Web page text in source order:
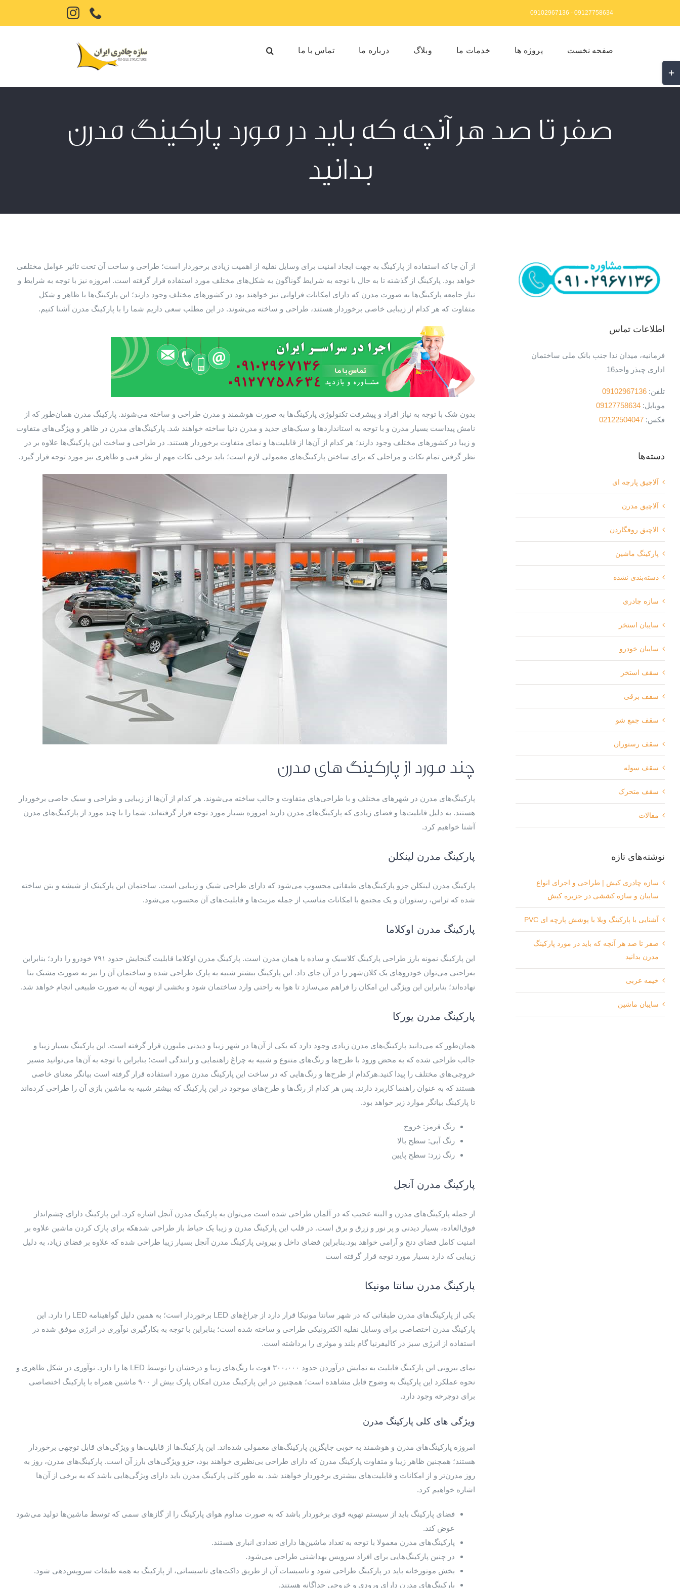
09127758634 - 09102967136
Instagram
صفحه نخست پروژه ها خدمات ما وبلاگ درباره ما تماس با ما
صفر تا صد هر آنچه که باید در مورد پارکینگ مدرن
بدانید
از آن جا که استفاده از پارکینگ به جهت ایجاد امنیت برای وسایل نقلیه از اهمیت زیادی برخوردار است؛ طراحی و ساخت آن تحت تاثیر عوامل مختلفی
خواهد بود. پارکینگ از گذشته تا به حال با توجه به شرایط گوناگون به شکل‌های مختلف مورد استفاده قرار گرفته است. امروزه نیز با توجه به شرایط و
نیاز جامعه پارکینگ‌ها به صورت مدرن که دارای امکانات فراوانی نیز خواهند بود در کشورهای مختلف وجود دارند؛ این پارکینگ‌ها با ظاهر و شکل
متفاوت که هر کدام از زیبایی خاصی برخوردار هستند، طراحی و ساخته می‌شوند. در این مطلب سعی داریم شما را با پارکینگ مدرن آشنا کنیم.
بدون شک با توجه به نیاز افراد و پیشرفت تکنولوژی پارکینگ‌ها به صورت هوشمند و مدرن طراحی و ساخته می‌شوند. پارکینگ مدرن همان‌طور که از
نامش پیداست بسیار مدرن و با توجه به استاندارد‌ها و سبک‌های جدید و مدرن دنیا ساخته خواهند شد. پارکینگ‌های مدرن در ظاهر و ویژگی‌های متفاوت
و زیبا در کشورهای مختلف وجود دارند؛ هر کدام از آن‌ها از قابلیت‌ها و نمای متفاوت برخوردار هستند. در طراحی و ساخت این پارکینگ‌ها علاوه بر در
نظر گرفتن تمام نکات و مراحلی که برای ساختن پارکینگ‌های معمولی لازم است؛ باید برخی نکات مهم از نظر فنی و ظاهری نیز مورد توجه قرار گیرد.
چند مورد از پارکینگ‌‌ های مدرن
پارکینگ‌های مدرن در شهر‌های مختلف و با طراحی‌های متفاوت و جالب ساخته می‌شوند. هر کدام از آن‌ها از زیبایی و طراحی و سبک خاصی برخوردار
هستند. به دلیل قابلیت‌ها و فضای زیادی که پارکینگ‌های مدرن دارند امروزه بسیار مورد توجه‌ قرار گرفته‌اند. شما را با چند مورد از پارکینگ‌های مدرن
آشنا خواهیم کرد.
پارکینگ مدرن لینکلن
پارکینگ مدرن لینکلن جزو پارکینگ‌های طبقاتی محسوب می‌شود که دارای طراحی شیک و زیبایی است. ساختمان این پارکینک از شیشه و بتن ساخته
شده که تراس، رستوران و یک مجتمع با امکانات مناسب از جمله مزیت‌ها و قابلیت‌های آن محسوب می‌شود.
پارکینگ مدرن اوکلاما
این پارکینگ نمونه بارز طراحی پارکینگ کلاسیک و ساده یا همان مدرن است. پارکینگ مدرن اوکلاما قابلیت گنجایش حدود ۷۹۱ خودرو را دارد؛ بنابراین
به‌راحتی می‌توان خودرو‌های یک کلان‌شهر را در آن جای داد. این پارکینگ ببشتر شبیه به پارک طراحی شده و ساختمان آن را نیز به صورت مشبک بنا
نهاده‌اند؛ بنابراین این ویژگی این امکان را فراهم می‌سازد تا هوا به راحتی وارد ساختمان شود و بخشی از تهویه آن به صورت طبیعی انجام خواهد شد.
پارکینگ مدرن یورکا
همان‌طور که می‌دانید پارکینگ‌های مدرن زیادی وجود دارد که یکی از آن‌ها در شهر زیبا و دیدنی ملبورن قرار گرفته است. این پارکینگ بسیار زیبا و
جالب طراحی شده که به محض ورود با طرح‌ها و رنگ‌های متنوع و شبیه به چراغ راهنمایی و رانندگی است؛ بنابراین با توجه به آن‌ها می‌توانید مسیر
خروجی‌های مختلف را پیدا کنید.هرکدام از طرح‌ها و رنگ‌هایی که در ساخت این پارکینگ مدرن مورد استفاده قرار گرفته است بیانگر معنای خاصی
هستند که به عنوان راهنما کاربرد دارند. پس هر کدام از رنگ‌ها و طرح‌های موجود در این پارکینگ که بیشتر شبیه به ماشین بازی آن را طراحی کرده‌اند
تا پارکینگ بیانگر موارد زیر خواهد بود.
رنگ قرمز: خروج
رنگ آبی: سطح بالا
رنگ زرد: سطح پایین
پارکینگ مدرن آنجل
از جمله پارکینگ‌های مدرن و البته عجیب که در آلمان طراحی شده است می‌توان به پارکینگ مدرن آنجل اشاره کرد. این پارکینگ دارای چشم‌انداز
فوق‌العاده، بسیار دیدنی و پر نور و زرق و برق است. در قلب این پارکینگ مدرن و زیبا یک حیاط باز طراحی شدهکه برای پارک کردن ماشین علاوه بر
امنیت کامل فضای دنج و آرامی خواهد بود.بنابراین فضای داخل و بیرونی پارکینگ مدرن آنجل بسیار زیبا طراحی شده که علاوه بر فضای زیاد، به دلیل
زیبایی که دارد بسیار مورد توجه قرار گرفته است
پارکینگ مدرن سانتا مونیکا
یکی از پارکینگ‌های مدرن طبقاتی که در شهر سانتا مونیکا قرار دارد از چراغ‌های LED برخوردار است؛ به همین دلیل گواهینامه LED را دارد. این
پارکینگ مدرن اختصاصی برای وسایل نقلیه الکترونیکی طراحی و ساخته شده است؛ بنابراین با توجه به بکارگیری نوآوری در انرژی موفق شده در
استفاده از انرژی سبز در کالیفرنیا گام بلند و موثری را برداشته است.
نمای بیرونی این پارکینگ قابلیت به نمایش درآوردن حدود ۳۰۰،۰۰۰ فوت با رنگ‌های زیبا و درخشان را توسط LED ها را دارد. نوآوری در شکل ظاهری و
نحوه عملکرد این پارکینگ به وضوح قابل مشاهده است؛ همچنین در این پارکینگ مدرن امکان پارک بیش از ۹۰۰ ماشین همراه با پارکینگ اختصاصی
برای دوچرخه وجود دارد.
ویژگی های کلی پارکینگ مدرن
امروزه پارکینگ‌های مدرن و هوشمند به خوبی جایگزین پارکینگ‌های معمولی شده‌اند. این پارکینگ‌ها از قابلیت‌ها و ویژگی‌های قابل توجهی برخوردار
هستند؛ همچنین ظاهر زیبا و متفاوت پارکینگ مدرن که دارای طراحی بی‌نظیری خواهند بود، جزو ویژگی‌های بارز آن است. پارکینگ‌های مدرن، روز به
روز مدرن‌تر و از امکانات و قابلیت‌های بیشتری برخوردار خواهند شد. به طور کلی پارکینگ مدرن باید دارای ویژگی‌هایی باشد که به برخی از آن‌ها
اشاره خواهیم کرد.
فضای پارکینگ باید از سیستم تهویه قوی برخوردار باشد که به صورت مداوم هوای پارکینگ را از گازهای سمی که توسط ماشین‌ها تولید می‌شود
عوض کند.
پارکینگ‌های مدرن معمولا با توجه به تعداد ماشین‌ها دارای تعدادی انباری هستند.
در چنین پارکینگ‌هایی برای افراد سرویس بهداشتی طراحی می‌شود.
بخش موتورخانه باید در پارکینگ‌ طراحی شود و تاسیسات آن از طریق داکت‌های تاسیساتی، از پارکینگ به همه طبقات سرویس‌دهی شود.
پارکینگ‌های مدرن دارای ورودی و خروجی جداگانه هستند.
اطلاعات تماس
فرمانیه، میدان ندا جنب بانک ملی ساختمان
اداری چیذر واحد16
تلفن: 09102967136
موبایل: 09127758634
فکس: 02122504047
دسته‌ها
آلاچیق پارچه ای
آلاچیق مدرن
الاچیق روفگاردن
پارکینگ ماشین
دسته‌بندی نشده
سازه چادری
سایبان استخر
سایبان خودرو
سقف استخر
سقف برقی
سقف جمع شو
سقف رستوران
سقف سوله
سقف متحرک
مقالات
نوشته‌های تازه
سازه چادری کیش | طراحی و اجرای انواع
سایبان و سازه کششی در جزیره کیش
آشنایی با پارکینگ ویلا با پوشش پارچه ای PVC
صفر تا صد هر آنچه که باید در مورد پارکینگ
مدرن بدانید
خیمه عربی
سایبان ماشین
وضعیت